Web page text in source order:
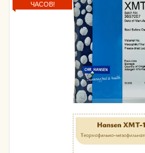
ЧАСОВ!